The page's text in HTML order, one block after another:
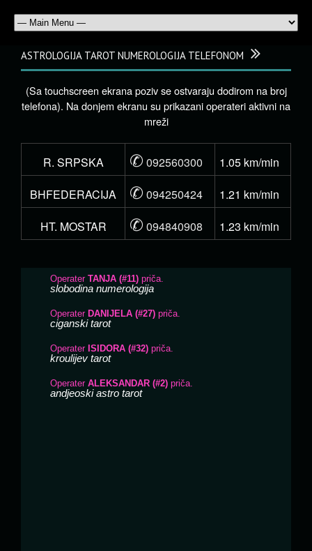
ASTROLOGIJA TAROT NUMEROLOGIJA TELEFONOM
(Sa touchscreen ekrana poziv se ostvaraju dodirom na broj
telefona). Na donjem ekranu su prikazani operateri aktivni na
mreži
R. SRPSKA ✆ 092560300
1.05 km/min
BHFEDERACIJA
✆ 094250424
1.21 km/min
HT. MOSTAR
✆ 094840908 1.23 km/min